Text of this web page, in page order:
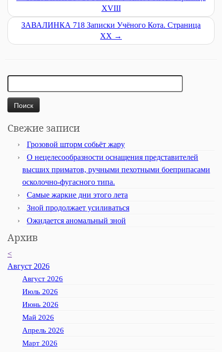
XVIII
ЗАВАЛИНКА 718 Записки Учёного Кота. Страница
XХ →
Свежие записи
Грозовой шторм собьёт жару
О нецелесообразности оснащения представителей
высших приматов, ручными пехотными боеприпасами
осколочно-фугасного типа.
Самые жаркие дни этого лета
Зной продолжает усиливаться
Ожидается аномальный зной
Архив
<
Август 2026
Август 2026
Июль 2026
Июнь 2026
Май 2026
Апрель 2026
Март 2026